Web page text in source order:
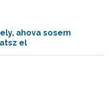
ahova sosem
el